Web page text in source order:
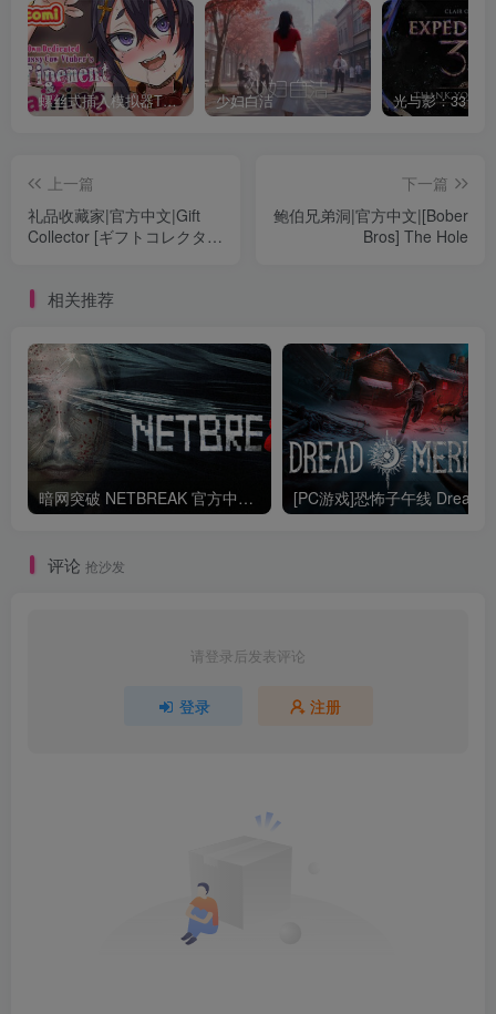
螺丝式插入模拟器TMA02 少妇白洁
上一篇
礼品收藏家|官方中文|Gift
Collector [ギフトコレクタ
下一篇
鲍伯兄弟洞|官方中文|[Bober
Bros] The Hole
相关推荐
暗网突破 NETBREAK 官方中文Build.20711499
评论 抢沙发
请登录后发表评论
登录 注册